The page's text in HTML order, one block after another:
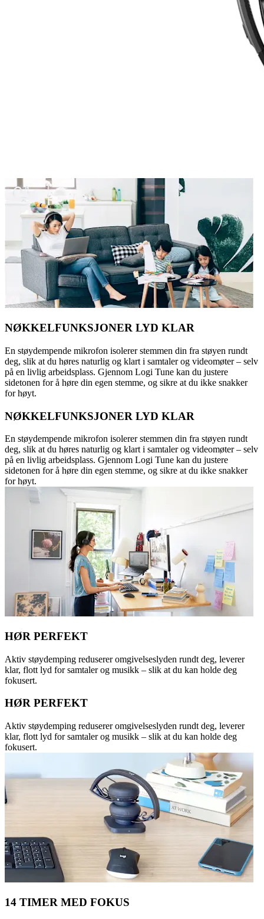
NØKKELFUNKSJONER LYD KLAR
En støydempende mikrofon isolerer stemmen din fra støyen rundt
deg, slik at du høres naturlig og klart i samtaler og videomøter – selv
på en livlig arbeidsplass. Gjennom Logi Tune kan du justere
sidetonen for å høre din egen stemme, og sikre at du ikke snakker
for høyt.
NØKKELFUNKSJONER LYD KLAR
En støydempende mikrofon isolerer stemmen din fra støyen rundt
deg, slik at du høres naturlig og klart i samtaler og videomøter – selv
på en livlig arbeidsplass. Gjennom Logi Tune kan du justere
sidetonen for å høre din egen stemme, og sikre at du ikke snakker
for høyt.
HØR PERFEKT
Aktiv støydemping reduserer omgivelseslyden rundt deg, leverer
klar, flott lyd for samtaler og musikk – slik at du kan holde deg
fokusert.
HØR PERFEKT
Aktiv støydemping reduserer omgivelseslyden rundt deg, leverer
klar, flott lyd for samtaler og musikk – slik at du kan holde deg
fokusert.
14 TIMER MED FOKUS